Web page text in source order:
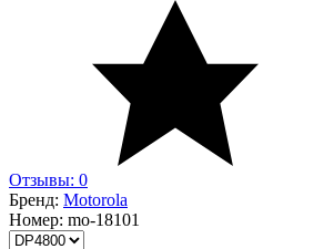
Отзывы: 0
Бренд: Motorola
Номер: mo-18101